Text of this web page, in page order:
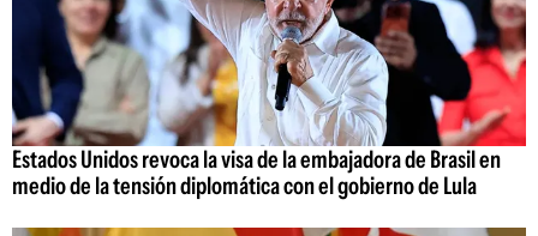
Estados Unidos revoca la visa de la embajadora de Brasil en
medio de la tensión diplomática con el gobierno de Lula